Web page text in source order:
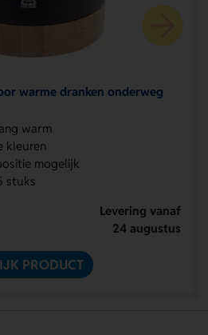
warme dranken onderweg
warm
kleuren
mogelijk
stuks
Levering vanaf
24 augustus
PRODUCT